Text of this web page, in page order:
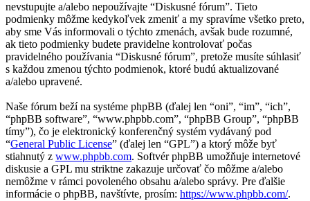
nevstupujte a/alebo nepoužívajte “Diskusné fórum”. Tieto
podmienky môžme kedykoľvek zmeniť a my spravíme všetko preto,
aby sme Vás informovali o týchto zmenách, avšak bude rozumné,
ak tieto podmienky budete pravidelne kontrolovať počas
pravidelného používania “Diskusné fórum”, pretože musíte súhlasiť
s každou zmenou týchto podmienok, ktoré budú aktualizované
a/alebo upravené.
Naše fórum beží na systéme phpBB (ďalej len “oni”, “im”, “ich”,
“phpBB software”, “www.phpbb.com”, “phpBB Group”, “phpBB
tímy”), čo je elektronický konferenčný systém vydávaný pod
“General Public License” (ďalej len “GPL”) a ktorý môže byť
stiahnutý z www.phpbb.com. Softvér phpBB umožňuje internetové
diskusie a GPL mu striktne zakazuje určovať čo môžme a/alebo
nemôžme v rámci povoleného obsahu a/alebo správy. Pre ďalšie
informácie o phpBB, navštívte, prosím: https://www.phpbb.com/.